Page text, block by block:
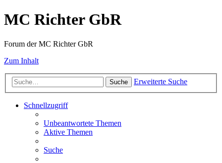
MC Richter GbR
Forum der MC Richter GbR
Zum Inhalt
Suche Erweiterte Suche
Schnellzugriff
Unbeantwortete Themen
Aktive Themen
Suche